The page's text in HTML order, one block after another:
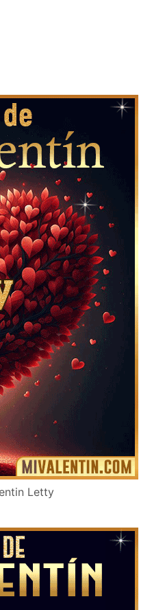
Letty